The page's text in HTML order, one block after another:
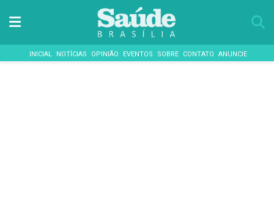
INICIAL NOTÍCIAS OPINIÃO EVENTOS SOBRE CONTATO ANUNCIE